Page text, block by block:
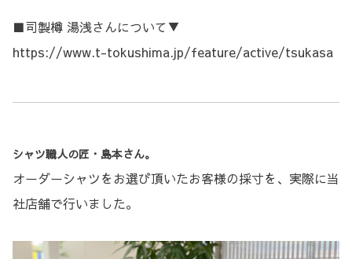
■司製樽 湯浅さんについて▼
https://www.t-tokushima.jp/feature/active/tsukasa
シャツ職人の匠・島本さん。
オーダーシャツをお選び頂いたお客様の採寸を、実際に当
社店舗で行いました。